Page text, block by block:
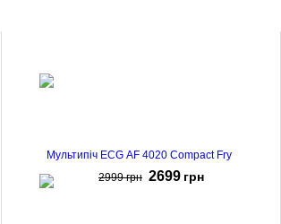
Мультипіч ECG AF 4020 Compact Fry
2999 грн 2699 грн